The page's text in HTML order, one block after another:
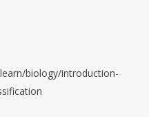
biology/introduction-